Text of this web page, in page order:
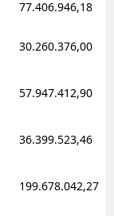
77.406.946,18
30.260.376,00
57.947.412,90
36.399.523,46
199.678.042,27